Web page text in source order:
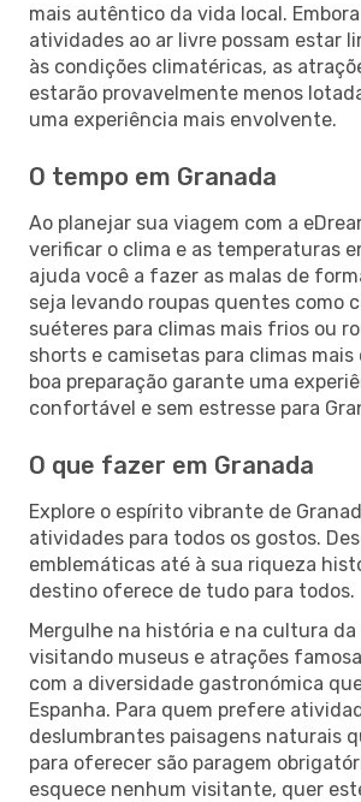
mais autêntico da vida local.
atividades ao ar livre possam estar
às condições climatéricas, as
estarão provavelmente menos
uma experiência mais envolvente.
O tempo em Granada
Ao planejar sua viagem com a
verificar o clima e as temperaturas
ajuda você a fazer as malas de
seja levando roupas quentes como
suéteres para climas mais frios ou
shorts e camisetas para climas mais
boa preparação garante uma
confortável e sem estresse para
O que fazer em Granada
Explore o espírito vibrante de
atividades para todos os gostos.
emblemáticas até à sua riqueza
destino oferece de tudo para todos.
Mergulhe na história e na cultura
visitando museus e atrações
com a diversidade gastronómica
Espanha. Para quem prefere
deslumbrantes paisagens naturais
para oferecer são paragem
esquece nenhum visitante, quer